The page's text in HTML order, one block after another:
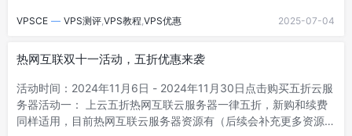
VPSCE — VPS测评 ,VPS教程 ,VPS优惠 2025-07-04
热网互联双十一活动，五折优惠来袭
活动时间：2024年11月6日 - 2024年11月30日点击购买五折云服
务器活动一： 上云五折热网互联云服务器一律五折，新购和续费
同样适用，目前热网互联云服务器资源有（后续会补充更多资源满